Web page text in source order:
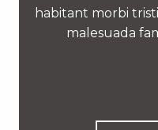
habitant morbi
malesuada